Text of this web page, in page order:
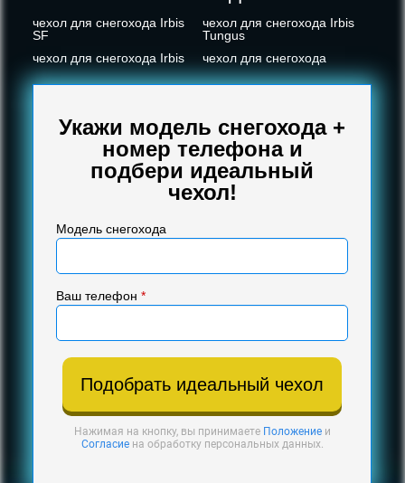
чехол для снегохода Irbis
SF
чехол для снегохода Irbis
Tungus
чехол для снегохода Irbis
чехол для снегохода
Укажи модель снегохода +
номер телефона и
подбери идеальный
чехол!
Модель снегохода
Ваш телефон *
Подобрать идеальный чехол
Нажимая на кнопку, вы принимаете Положениеи
Согласиена обработку персональных данных.